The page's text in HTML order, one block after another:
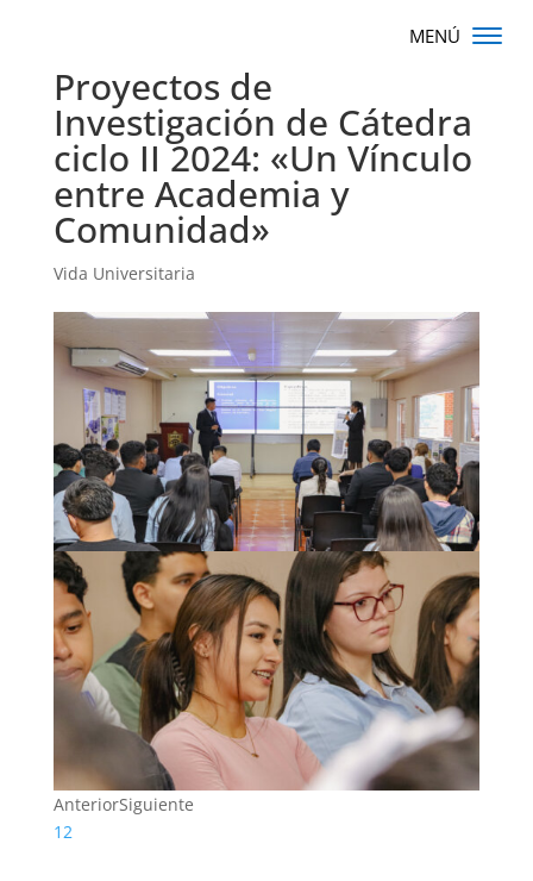
Proyectos de
Investigación de Cátedra
ciclo II 2024: «Un Vínculo
entre Academia y
Comunidad»
Vida Universitaria
AnteriorSiguiente
1 2